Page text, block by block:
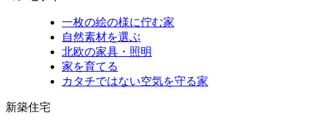
一枚の絵の様に佇む家
自然素材を選ぶ
北欧の家具・照明
家を育てる
カタチではない空気を守る家
新築住宅